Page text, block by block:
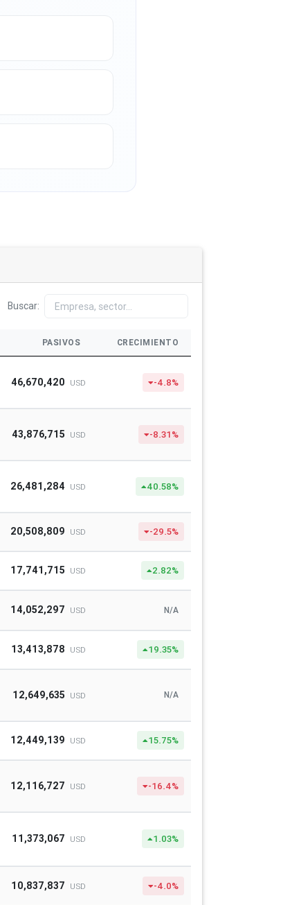
Buscar:
PASIVOS CRECIMIENTO
46,670,420 USD -4.8%
43,876,715 USD -8.31%
26,481,284 USD 40.58%
20,508,809 USD -29.5%
17,741,715 USD 2.82%
14,052,297 USD N/A
13,413,878 USD 19.35%
12,649,635 USD N/A
12,449,139 USD 15.75%
12,116,727 USD -16.4%
11,373,067 USD 1.03%
10,837,837 USD -4.0%